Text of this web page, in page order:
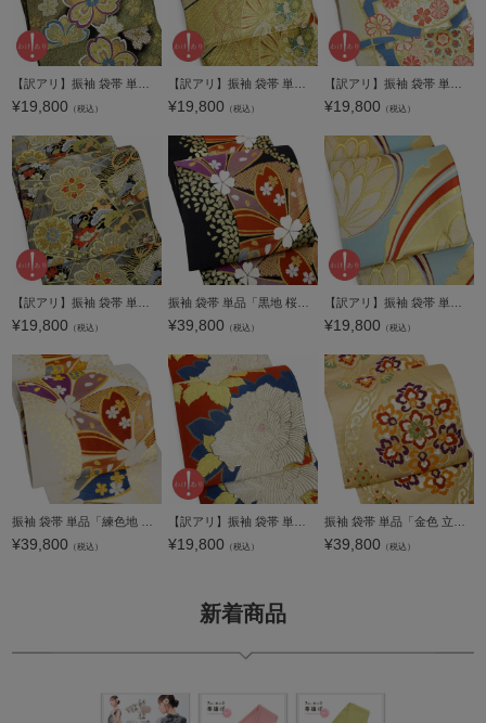
¥19,800 （税込） ¥19,800 （税込） ¥19,800 （税込）
¥19,800 （税込） ¥39,800 （税込） ¥19,800 （税込）
¥39,800 （税込） ¥19,800 （税込） ¥39,800 （税込）
新着商品